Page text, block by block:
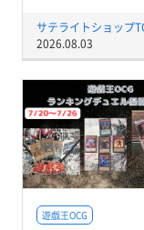
2026.08.03
遊戯王OCG